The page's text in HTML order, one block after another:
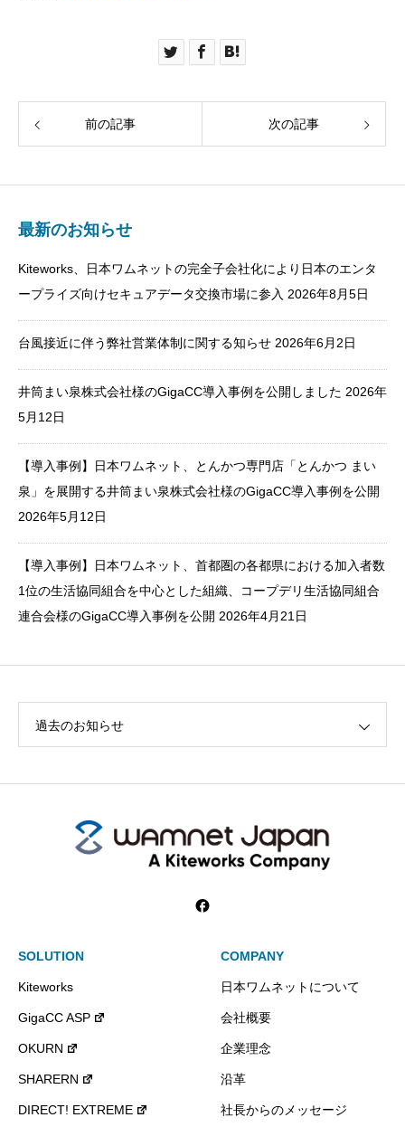
前の記事 次の記事
最新のお知らせ
Kiteworks、日本ワムネットの完全子会社化により日本のエンタ
ープライズ向けセキュアデータ交換市場に参入 2026年8月5日
台風接近に伴う弊社営業体制に関する知らせ 2026年6月2日
井筒まい泉株式会社様のGigaCC導入事例を公開しました 2026年
5月12日
【導入事例】日本ワムネット、とんかつ専門店「とんかつ まい
泉」を展開する井筒まい泉株式会社様のGigaCC導入事例を公開
2026年5月12日
【導入事例】日本ワムネット、首都圏の各都県における加入者数
1位の生活協同組合を中心とした組織、コープデリ生活協同組合
連合会様のGigaCC導入事例を公開 2026年4月21日
過去のお知らせ
SOLUTION
Kiteworks
GigaCC ASP
OKURN
SHARERN
DIRECT! EXTREME
COMPANY
日本ワムネットについて
会社概要
企業理念
沿革
社長からのメッセージ